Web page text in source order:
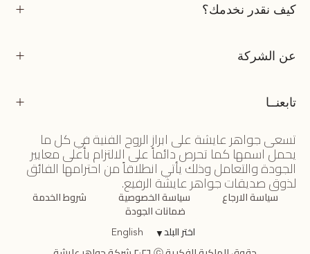
كيف نقدر نخدمك؟
عن الشركة
تابعنــا
تسعى جواهر عايشة على ابراز الروح الفنية في كل ما
يحمل اسمها كما تحرص دائماً على الالتزام بأعلى معايير
الجودة والتعامل وذلك يأتي انطلاقاً من احترامها الفائق
لذوق صديقات جواهر عايشة الرفيع.
سياسة الارجاع سياسة الخصوصية شروط الخدمة
ضمانات الجودة
اختر البلد▼
English